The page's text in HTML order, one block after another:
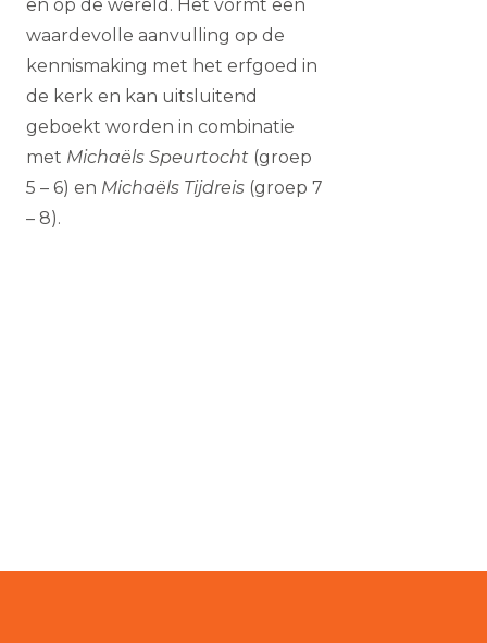
en op de wereld. Het vormt een
waardevolle aanvulling op de
kennismaking met het erfgoed in
de kerk en kan uitsluitend
geboekt worden in combinatie
met Michaëls Speurtocht (groep
5 – 6) en Michaëls Tijdreis (groep 7
– 8).